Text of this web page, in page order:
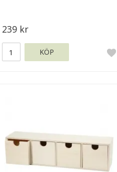
239 kr
KÖP